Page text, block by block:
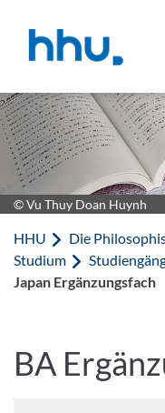
© Vu Thuy Doan Huynh
HHU Die
Studium
Japan Ergänzungsfach
BA